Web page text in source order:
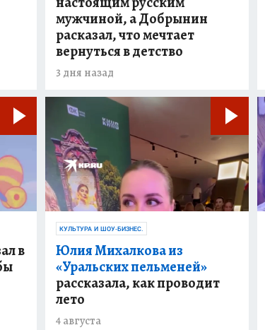
мужчиной, а Добрынин
расказал, что мечтает
вернуться в детство
3 дня назад
в
КУЛЬТУРА И ШОУ-БИЗНЕС.
Юлия Михалкова из
«Уральских пельменей»
рассказала, как проводит
лето
4 августа